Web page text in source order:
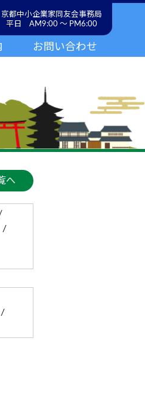
お問い合わせ
京都中小企業家同友会事務局
平日 AM9:00 ～ PM6:00
へ